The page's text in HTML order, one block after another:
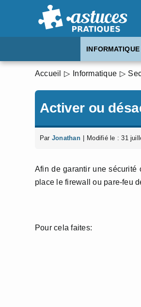
INFORMATIQUE
Accueil Informatique
Activer ou
Par Jonathan Modifié le : 31
Afin de garantir une sécurité
place le firewall ou pare-feu
Pour cela faites: